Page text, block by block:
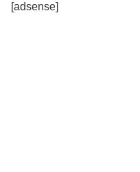
[adsense]